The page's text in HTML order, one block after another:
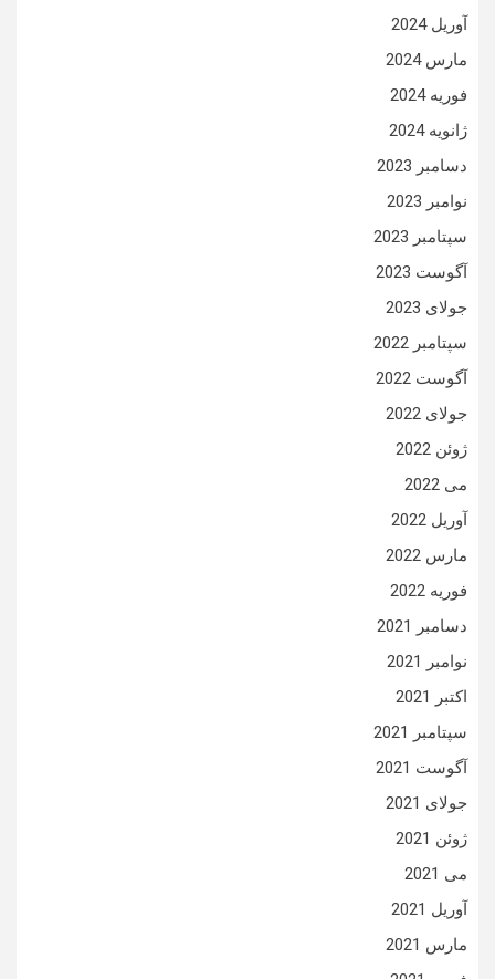
آوریل 2024
مارس 2024
فوریه 2024
ژانویه 2024
دسامبر 2023
نوامبر 2023
سپتامبر 2023
آگوست 2023
جولای 2023
سپتامبر 2022
آگوست 2022
جولای 2022
ژوئن 2022
می 2022
آوریل 2022
مارس 2022
فوریه 2022
دسامبر 2021
نوامبر 2021
اکتبر 2021
سپتامبر 2021
آگوست 2021
جولای 2021
ژوئن 2021
می 2021
آوریل 2021
مارس 2021